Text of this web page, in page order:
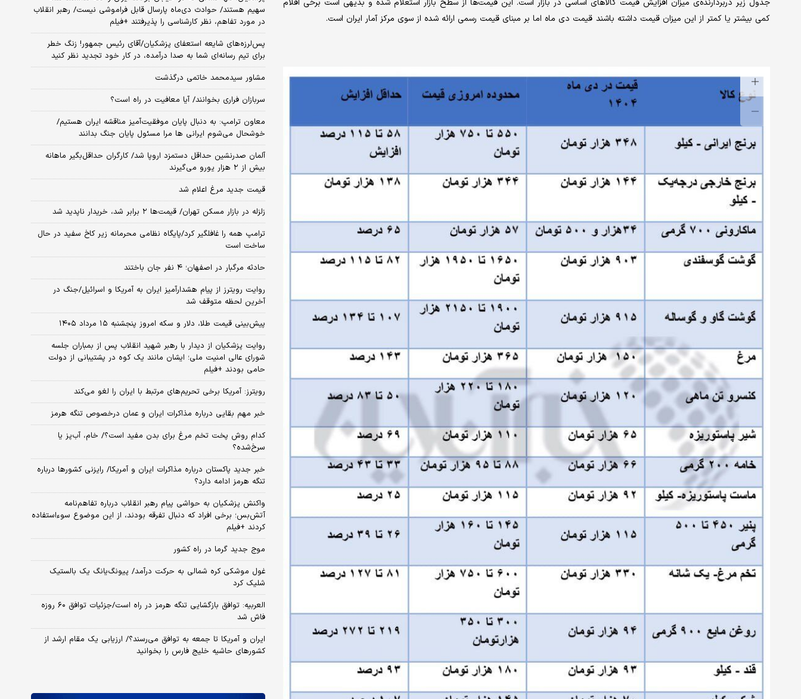
جدول زیر دربردارنده‌ی میزان افزایش قیمت کالاهای اساسی در بازار است. این قیمت‌ها از سطح بازار استعلام شده و بدیهی است برخی اقلام
کمی بیشتر یا کمتر از این میزان قیمت داشته باشند قیمت دی ماه اما بر مبنای قیمت رسمی ارائه شده از سوی مرکز آمار ایران است.
سهیم هستند/ حوادث دی‌ماه پارسال قابل فراموشی نیست/ رهبر انقلاب
در مورد تفاهم، نظر کارشناسی را پذیرفتند +فیلم
پس‌لرزه‌های شایعه استعفای پزشکیان/آقای رئیس جمهور! زنگ خطر
برای تیم رسانه‌ای شما به صدا درآمده، در کار خود تجدید نظر کنید
مشاور سیدمحمد خاتمی درگذشت
سربازان فراری بخوانند/ آیا معافیت در راه است؟
معاون ترامپ: به دنبال پایان موفقیت‌آمیز مناقشه ایران هستیم/
خوشحال می‌شوم ایرانی ها مرا مسئول پایان جنگ بدانند
آلمان صدرنشین حداقل دستمزد اروپا شد/ کارگران حداقل‌بگیر ماهانه
بیش از ۲ هزار یورو می‌گیرند
قیمت جدید مرغ اعلام شد
زلزله در بازار مسکن تهران/ قیمت‌ها ۲ برابر شد، خریدار ناپدید شد
ترامپ همه را غافلگیر کرد/پایگاه نظامی محرمانه زیر کاخ سفید در حال
ساخت است
حادثه مرگبار در اصفهان؛ ۴ نفر جان باختند
روایت رویترز از پیام هشدارآمیز ایران به آمریکا و اسرائیل/جنگ در
آخرین لحظه متوقف شد
پیش‌بینی قیمت طلا، دلار و سکه امروز پنجشنبه ۱۵ مرداد ۱۴۰۵
روایت پزشکیان از دیدار با رهبر شهید انقلاب پس از بمباران جلسه
شورای عالی امنیت ملی؛ ایشان مانند یک کوه در پشتیبانی از دولت
حامی بودند +فیلم
رویترز: آمریکا برخی تحریم‌های مرتبط با ایران را لغو می‌کند
خبر مهم بقایی درباره مذاکرات ایران و عمان درخصوص تنگه هرمز
کدام روش پخت تخم مرغ برای بدن مفید است؟/ خام، آب‌پز یا
سرخ‌شده؟
خبر جدید پاکستان درباره مذاکرات ایران و آمریکا/ رایزنی کشورها درباره
تنگه هرمز ادامه دارد؟
واکنش پزشکیان به حواشی پیام رهبر انقلاب درباره تفاهم‌نامه
آتش‌بس؛ برخی افراد که دنبال تفرقه بودند، از این موضوع سوءاستفاده
کردند +فیلم
موج جدید گرما در راه کشور
غول موشکی کره شمالی به حرکت درآمد/ پیونگ‌یانگ یک بالستیک
شلیک کرد
العربیه: توافق بازگشایی تنگه هرمز در راه است/جزئیات توافق ۶۰ روزه
فاش شد
ایران و آمریکا تا جمعه به توافق می‌رسند؟/ ارزیابی یک مقام ارشد از
کشورهای حاشیه خلیج فارس را بخوانید